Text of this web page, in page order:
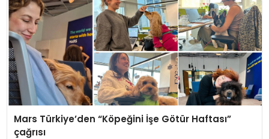
Mars Türkiye’den “Köpeğini İşe Götür Haftası”
çağrısı